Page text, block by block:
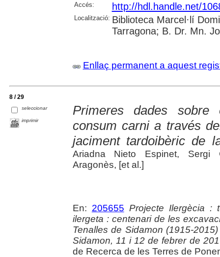
Accés:
http://hdl.handle.net/
Localització: Biblioteca Marcel·lí
Tarragona; B. Dr. Mn.
Enllaç permanent a aquest
8 / 29
seleccionar
imprimir
Primeres dades
consum carni a través
jaciment tardoibèric de
Ariadna Nieto Espinet, Sergi
Aragonès, [et al.]
En: 205655 Projecte Ilergècia :
ilergeta : centenari de les
Tenalles de Sidamon (1915-
Sidamon, 11 i 12 de febrer de
de Recerca de les Terres de